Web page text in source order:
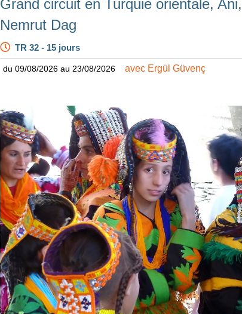
Grand circuit en Turquie orientale,
Nemrut Dag
TR 32 - 15 jours
du 09/08/2026 au 23/08/2026 avec Ergül Güvenç